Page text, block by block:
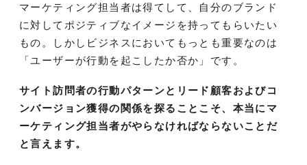
マーケティング担当者は得てして、自分のブランド
に対してポジティブなイメージを持ってもらいたい
もの。しかしビジネスにおいてもっとも重要なのは
「ユーザーが行動を起こしたか否か」です。
サイト訪問者の行動パターンとリード顧客およびコ
ンバージョン獲得の関係を探ることこそ、本当にマ
ーケティング担当者がやらなければならないことだ
と言えます。